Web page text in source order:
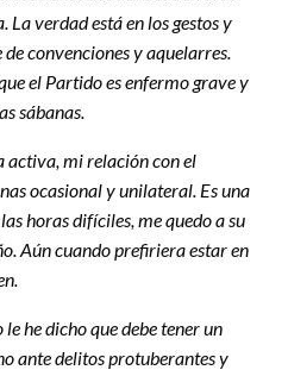
La verdad está en los gestos y
convenciones y aquelarres.
el Partido es enfermo grave y
sábanas.
activa, mi relación con el
ocasional y unilateral. Es una
horas difíciles, me quedo a su
Aún cuando prefiriera estar en
he dicho que debe tener un
ante delitos protuberantes y